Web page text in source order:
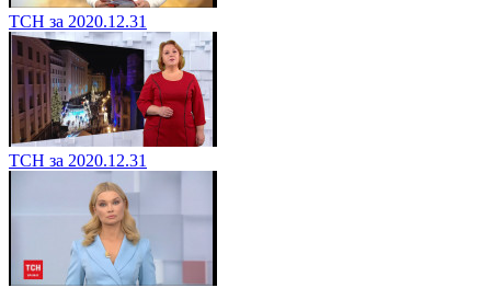
ТСН за 2020.12.31
ТСН за 2020.12.31